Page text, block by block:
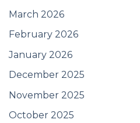
March 2026
February 2026
January 2026
December 2025
November 2025
October 2025